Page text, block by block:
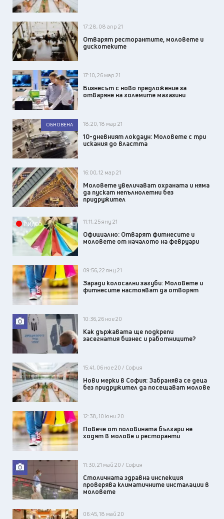
17:28, 08 апр 21
Отварят ресторантите, моловете и
дискотеките
17:10, 26 мар 21
Бизнесът с ново предложение за
отваряне на големите магазини
ОБНОВЕНА 18:20, 18 мар 21
10-дневният локдаун: Моловете с три
искания до властта
16:00, 12 мар 21
Моловете увеличават охраната и няма
да пускат непълнолетни без
придружител
ВИДЕО 11:11, 25 яну 21
Официално: Отварят фитнесите и
моловете от началото на февруари
09:56, 22 яну 21
Заради колосални загуби: Моловете и
фитнесите настояват да отворят
10:36, 26 ное 20
Как държавата ще подкрепи
засегнатия бизнес и работниците?
15:41, 06 ное 20 / София
Нови мерки в София: Забранява се деца
без придружител да посещават молове
12:38, 10 юни 20
Повече от половината българи не
ходят в молове и ресторанти
11:30, 21 май 20 / София
Столичната здравна инспекция
проверява климатичните инсталации в
моловете
06:45, 18 май 20